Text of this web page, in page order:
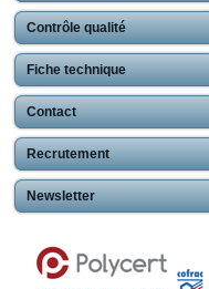
Contrôle qualité
Fiche technique
Contact
Recrutement
Newsletter